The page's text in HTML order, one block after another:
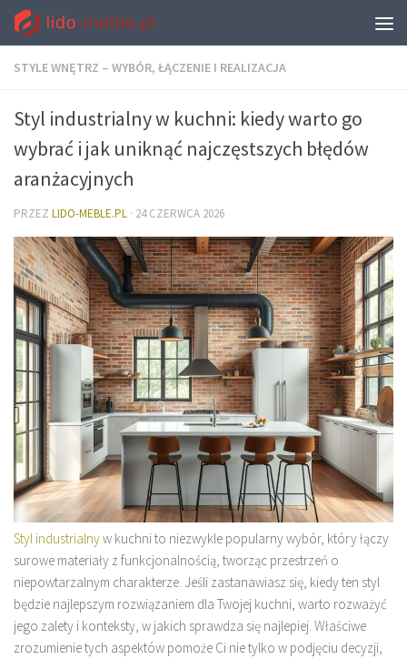
STYLE WNĘTRZ – WYBÓR, ŁĄCZENIE I REALIZACJA
Styl industrialny w kuchni: kiedy warto go
wybrać i jak uniknąć najczęstszych błędów
aranżacyjnych
PRZEZ LIDO-MEBLE.PL · 24 CZERWCA 2026
Styl industrialnyw kuchni to niezwykle popularny wybór, który łączy
surowe materiały z funkcjonalnością, tworząc przestrzeń o
niepowtarzalnym charakterze. Jeśli zastanawiasz się, kiedy ten styl
będzie najlepszym rozwiązaniem dla Twojej kuchni, warto rozważyć
jego zalety i konteksty, w jakich sprawdza się najlepiej. Właściwe
zrozumienie tych aspektów pomoże Ci nie tylko w podjęciu decyzji,